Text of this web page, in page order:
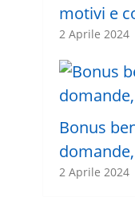
motivi e
2 Aprile 2024
Bonus
2 Aprile 2024